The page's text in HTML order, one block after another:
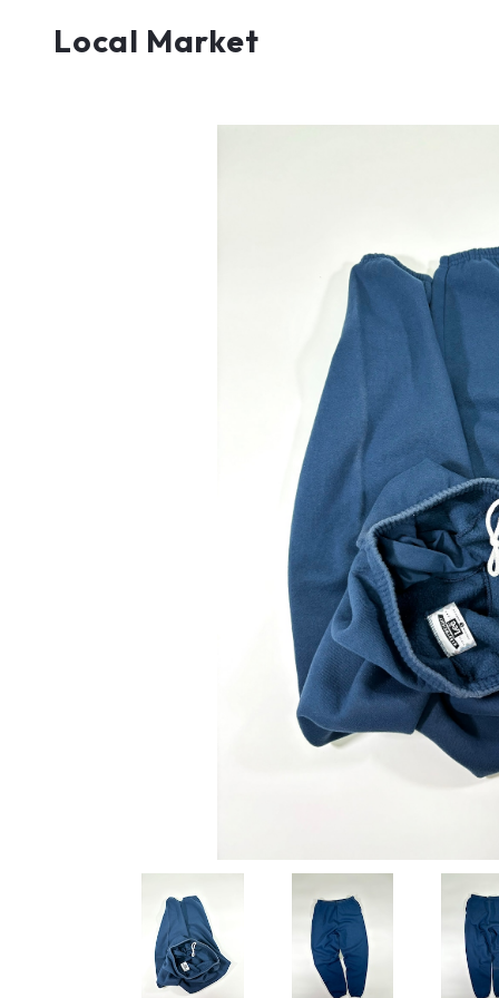
Local Market